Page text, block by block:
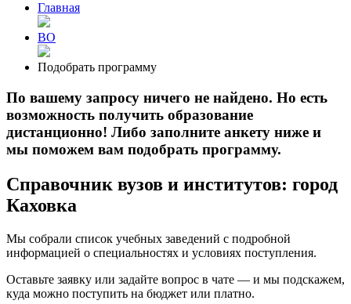
Главная
ВО
Подобрать программу
По вашему запросу ничего не найдено. Но есть
возможность получить образование
дистанционно! Либо заполните анкету ниже и
мы поможем вам подобрать программу.
Справочник вузов и институтов: город
Каховка
Мы собрали список учебных заведений с подробной
информацией о специальностях и условиях поступления.
Оставьте заявку или задайте вопрос в чате — и мы подскажем,
куда можно поступить на бюджет или платно.